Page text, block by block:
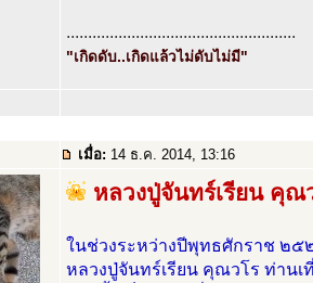
.....................................................
"เกิดดับ..เกิดแล้วไม่ดับไม่มี"
เมื่อ: 14 ธ.ค. 2014, 13:16
หลวงปู่จันทร์เรียน คุณ
ในช่วงระหว่างปีพุทธศักราช ๒
หลวงปู่จันทร์เรียน คุณวโร ท่านเ